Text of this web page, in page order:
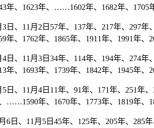
年、1623年、……1602年、1682年、1705
日、11月2日57年、137年、217年、297
、1762年、1865年、1911年、1991年、
日、11月3日34年、114年、194年、274
、1693年、1739年、1842年、1945年、
、11月4日11年、91年、171年、251年
……1590年、1670年、1773年、1819年、
日、11月5日45年、125年、205年、285